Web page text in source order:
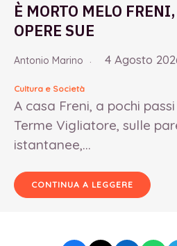
È MORTO MELO
OPERE SUE
Antonio Marino 4 Agosto
Cultura e Società
A casa Freni, a pochi
Terme Vigliatore, sulle
istantanee,...
CONTINUA A LEGGERE